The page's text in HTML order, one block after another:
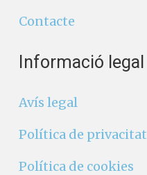
Contacte
Informació legal
Avís legal
Política de privacitat
Política de cookies